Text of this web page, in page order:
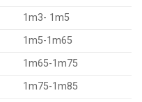
1m3- 1m5
1m5-1m65
1m65-1m75
1m75-1m85